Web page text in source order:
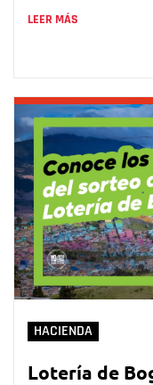
LEER MÁS
HACIENDA
Lotería de